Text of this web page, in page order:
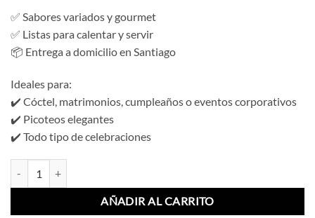
✅ Sabores variados y gourmet
✅ Listas para calentar y servir
📦 Entrega a domicilio en Santiago
Ideales para:
✔️ Cóctel, matrimonios, cumpleaños o eventos corporativos
✔️ Picoteos elegantes
✔️ Todo tipo de celebraciones
AÑADIR AL CARRITO